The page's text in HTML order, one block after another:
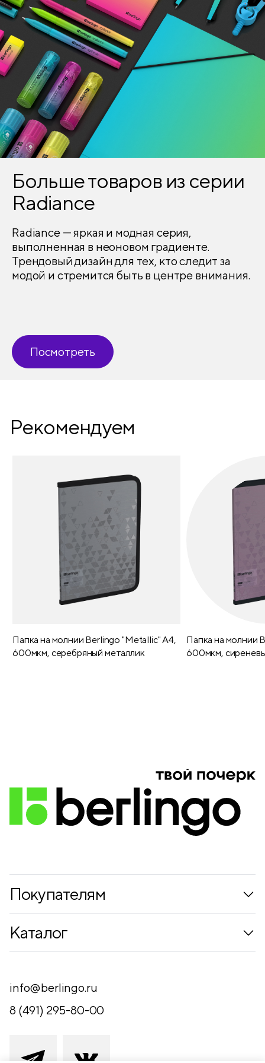
Тиснение фольгой нет
Тиснение фактурное нет
Размер
Плотность блока
Перфорация
Наличие разделителей
Флокирование
Двойная обложка нет
Металлизация
Больше товаров из серии
Radiance
Radiance — яркая и модная серия,
выполненная в неоновом градиенте.
Трендовый дизайн для тех, кто следит за
модой и стремится быть в центре внимания.
Посмотреть
Рекомендуем
Папка на молнии Berlingo "Metallic" А4,
600мкм, серебряный металлик
Папка на молнии
600мкм,
Покупателям
Контакты
Обратная связь
Каталог
Письменные принадлежности
Канцелярские принадлежности
Чертежные принадлежности
info@berlingo.ru
8 (491) 295-80-00